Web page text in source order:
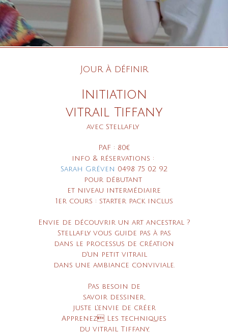
Jour à définir
Initiation
vitrail Tiffany
avec Stellafly
PAF : 80€
info & réservations :
Sarah Gréven 0498 75 02 92
pour débutant
et niveau intermédiaire
1er cours : starter pack inclus
Envie de découvrir un art ancestral ?
Stellafly vous guide pas à pas
dans le processus de création
d'un petit vitrail
dans une ambiance conviviale.
Pas besoin de
savoir dessiner,
juste l'envie de créer
Apprenez Les techniques
du vitrail Tiffany,